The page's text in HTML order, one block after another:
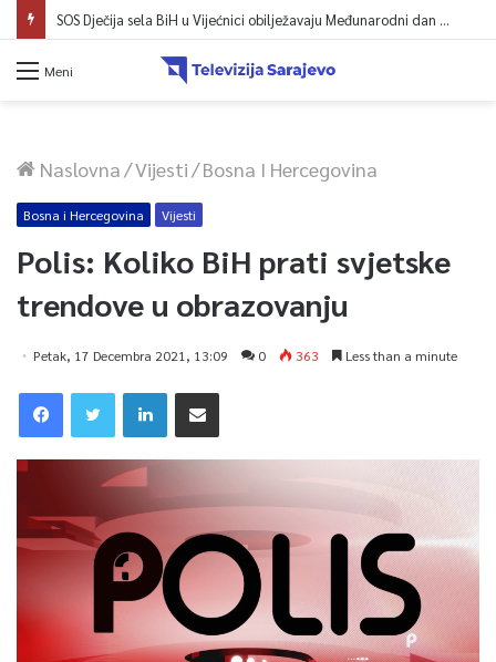
SOS Dječija sela BiH u Vijećnici obilježavaju Međunarodni dan mladih: Više od 200 zaposlenih i stambena podrška za osamostaljivanje
Meni
Naslovna/Vijesti/Bosna I Hercegovina
Bosna i Hercegovina Vijesti
Polis: Koliko BiH prati svjetske
trendove u obrazovanju
Petak, 17 Decembra 2021, 13:09 0 363 Less than a minute